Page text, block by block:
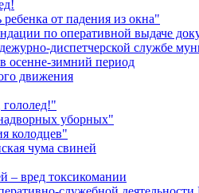
от падения из окна"
по оперативной выдаче
диспетчерской службе
осенне-зимний период
движения
уборных"
колодцев"
чума свиней
– вред токсикомании